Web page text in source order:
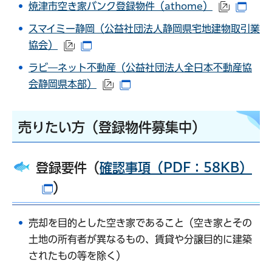
焼津市空き家バンク登録物件（athome）
（外部
スマイミー静岡（公益社団法人静岡県宅地建物取引業
協会）
（外部サイトへリンク）
ラビ―ネット不動産（公益社団法人全日本不動産協
会静岡県本部）
（外部サイトへリンク）
売りたい方（登録物件募集中）
登録要件（確認事項（PDF：58KB）
（別ウインドウで開きます）
）
売却を目的とした空き家であること（空き家とその
土地の所有者が異なるもの、賃貸や分譲目的に建築
されたもの等を除く）